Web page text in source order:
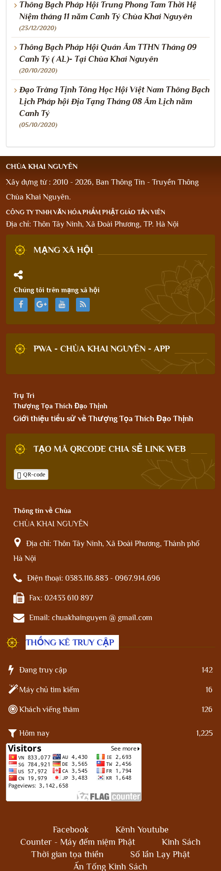
Thông Bạch Pháp Hội Trung Phong Tam Thời Hệ
Niệm tháng 11 năm Canh Tý Chùa Khai Nguyên
(23/12/2020)
Thông Bạch Pháp Hội Quán Âm TTHN Tháng 09
Canh Tý ( AL)- Tại Chùa Khai Nguyên
(20/10/2020)
Đạo Tràng Tịnh Tông Học Hội Việt Nam Thông Bạch
Lịch Pháp hội Địa Tạng Tháng 08 Âm Lịch năm
Canh Tý
(05/10/2020)
CHÙA KHAI NGUYÊN
Xây dựng từ : 2010 - 2026, Ban Thông Tin - Truyền Thông
Chùa Khai Nguyên.
CÔNG TY TNHH VĂN HÓA PHẨM PHẬT GIÁO TẢN VIÊN
Địa chỉ: Thôn Tây Ninh, Xã Đoài Phương, TP. Hà Nội
MẠNG XÃ HỘI
Chúng tôi trên mạng xã hội
PWA - CHÙA KHAI NGUYÊN - APP
Trụ Trì
Thượng Tọa Thích Đạo Thịnh
Giới thiệu tiểu sử về Thượng Tọa Thích Đạo Thịnh
TẠO MÃ QRCODE CHIA SẺ LINK WEB
QR-code
Thông tin về Chùa
CHÙA KHAI NGUYÊN
Địa chỉ: Thôn Tây Ninh, Xã Đoài Phương, Thành phố
Hà Nội
Điện thoại: 0383.116.883 - 0967.914.696
Fax: 02433 610 897
Email: chuakhainguyen @ gmail.com
THỐNG KÊ TRUY CẬP
Đang truy cập 142
Máy chủ tìm kiếm 16
Khách viếng thăm 126
Hôm nay 1,225
Facebook
Kênh Youtube
Counter - Máy đếm niệm Phật
Kinh Sách
Thời gian tọa thiền
Số lần Lạy Phật
Ấn Tống Kinh Sách